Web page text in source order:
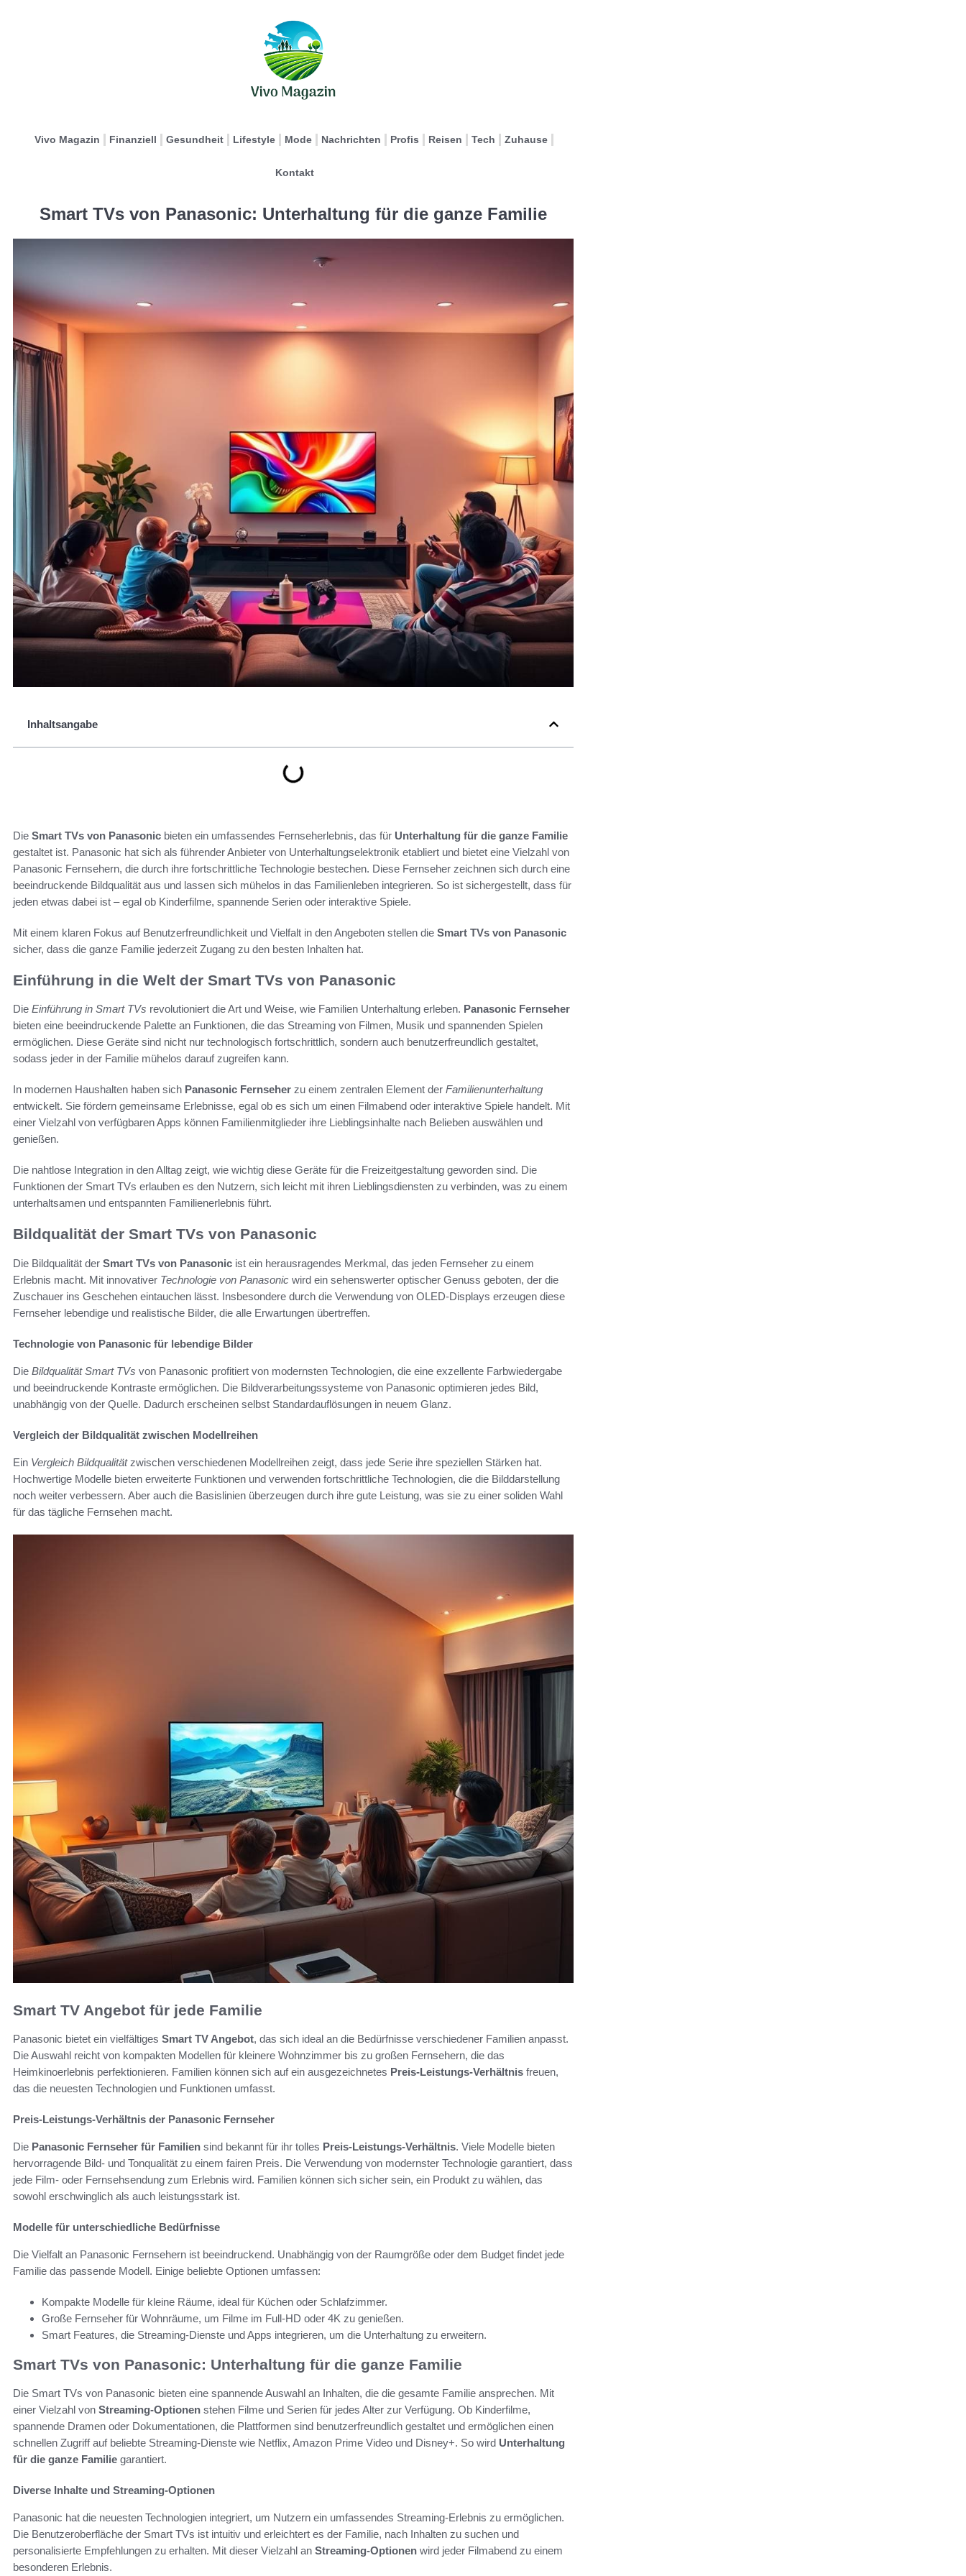
Vivo Magazin Finanziell Gesundheit Lifestyle Mode Nachrichten Profis Reisen Tech Zuhause
Kontakt
Smart TVs von Panasonic: Unterhaltung für die ganze Familie
Inhaltsangabe
Die Smart TVs von Panasonic bieten ein umfassendes Fernseherlebnis, das für Unterhaltung für die ganze Familie
gestaltet ist. Panasonic hat sich als führender Anbieter von Unterhaltungselektronik etabliert und bietet eine Vielzahl von
Panasonic Fernsehern, die durch ihre fortschrittliche Technologie bestechen. Diese Fernseher zeichnen sich durch eine
beeindruckende Bildqualität aus und lassen sich mühelos in das Familienleben integrieren. So ist sichergestellt, dass für
jeden etwas dabei ist – egal ob Kinderfilme, spannende Serien oder interaktive Spiele.
Mit einem klaren Fokus auf Benutzerfreundlichkeit und Vielfalt in den Angeboten stellen die Smart TVs von Panasonic
sicher, dass die ganze Familie jederzeit Zugang zu den besten Inhalten hat.
Einführung in die Welt der Smart TVs von Panasonic
Die Einführung in Smart TVs revolutioniert die Art und Weise, wie Familien Unterhaltung erleben. Panasonic Fernseher
bieten eine beeindruckende Palette an Funktionen, die das Streaming von Filmen, Musik und spannenden Spielen
ermöglichen. Diese Geräte sind nicht nur technologisch fortschrittlich, sondern auch benutzerfreundlich gestaltet,
sodass jeder in der Familie mühelos darauf zugreifen kann.
In modernen Haushalten haben sich Panasonic Fernseher zu einem zentralen Element der Familienunterhaltung
entwickelt. Sie fördern gemeinsame Erlebnisse, egal ob es sich um einen Filmabend oder interaktive Spiele handelt. Mit
einer Vielzahl von verfügbaren Apps können Familienmitglieder ihre Lieblingsinhalte nach Belieben auswählen und
genießen.
Die nahtlose Integration in den Alltag zeigt, wie wichtig diese Geräte für die Freizeitgestaltung geworden sind. Die
Funktionen der Smart TVs erlauben es den Nutzern, sich leicht mit ihren Lieblingsdiensten zu verbinden, was zu einem
unterhaltsamen und entspannten Familienerlebnis führt.
Bildqualität der Smart TVs von Panasonic
Die Bildqualität der Smart TVs von Panasonic ist ein herausragendes Merkmal, das jeden Fernseher zu einem
Erlebnis macht. Mit innovativer Technologie von Panasonic wird ein sehenswerter optischer Genuss geboten, der die
Zuschauer ins Geschehen eintauchen lässt. Insbesondere durch die Verwendung von OLED-Displays erzeugen diese
Fernseher lebendige und realistische Bilder, die alle Erwartungen übertreffen.
Technologie von Panasonic für lebendige Bilder
Die Bildqualität Smart TVs von Panasonic profitiert von modernsten Technologien, die eine exzellente Farbwiedergabe
und beeindruckende Kontraste ermöglichen. Die Bildverarbeitungssysteme von Panasonic optimieren jedes Bild,
unabhängig von der Quelle. Dadurch erscheinen selbst Standardauflösungen in neuem Glanz.
Vergleich der Bildqualität zwischen Modellreihen
Ein Vergleich Bildqualitätzwischen verschiedenen Modellreihen zeigt, dass jede Serie ihre speziellen Stärken hat.
Hochwertige Modelle bieten erweiterte Funktionen und verwenden fortschrittliche Technologien, die die Bilddarstellung
noch weiter verbessern. Aber auch die Basislinien überzeugen durch ihre gute Leistung, was sie zu einer soliden Wahl
für das tägliche Fernsehen macht.
Smart TV Angebot für jede Familie
Panasonic bietet ein vielfältiges Smart TV Angebot, das sich ideal an die Bedürfnisse verschiedener Familien anpasst.
Die Auswahl reicht von kompakten Modellen für kleinere Wohnzimmer bis zu großen Fernsehern, die das
Heimkinoerlebnis perfektionieren. Familien können sich auf ein ausgezeichnetes Preis-Leistungs-Verhältnis freuen,
das die neuesten Technologien und Funktionen umfasst.
Preis-Leistungs-Verhältnis der Panasonic Fernseher
Die Panasonic Fernseher für Familien sind bekannt für ihr tolles Preis-Leistungs-Verhältnis. Viele Modelle bieten
hervorragende Bild- und Tonqualität zu einem fairen Preis. Die Verwendung von modernster Technologie garantiert, dass
jede Film- oder Fernsehsendung zum Erlebnis wird. Familien können sich sicher sein, ein Produkt zu wählen, das
sowohl erschwinglich als auch leistungsstark ist.
Modelle für unterschiedliche Bedürfnisse
Die Vielfalt an Panasonic Fernsehern ist beeindruckend. Unabhängig von der Raumgröße oder dem Budget findet jede
Familie das passende Modell. Einige beliebte Optionen umfassen:
Kompakte Modelle für kleine Räume, ideal für Küchen oder Schlafzimmer.
Große Fernseher für Wohnräume, um Filme im Full-HD oder 4K zu genießen.
Smart Features, die Streaming-Dienste und Apps integrieren, um die Unterhaltung zu erweitern.
Smart TVs von Panasonic: Unterhaltung für die ganze Familie
Die Smart TVs von Panasonic bieten eine spannende Auswahl an Inhalten, die die gesamte Familie ansprechen. Mit
einer Vielzahl von Streaming-Optionen stehen Filme und Serien für jedes Alter zur Verfügung. Ob Kinderfilme,
spannende Dramen oder Dokumentationen, die Plattformen sind benutzerfreundlich gestaltet und ermöglichen einen
schnellen Zugriff auf beliebte Streaming-Dienste wie Netflix, Amazon Prime Video und Disney+. So wird Unterhaltung
für die ganze Familie garantiert.
Diverse Inhalte und Streaming-Optionen
Panasonic hat die neuesten Technologien integriert, um Nutzern ein umfassendes Streaming-Erlebnis zu ermöglichen.
Die Benutzeroberfläche der Smart TVs ist intuitiv und erleichtert es der Familie, nach Inhalten zu suchen und
personalisierte Empfehlungen zu erhalten. Mit dieser Vielzahl an Streaming-Optionen wird jeder Filmabend zu einem
besonderen Erlebnis.